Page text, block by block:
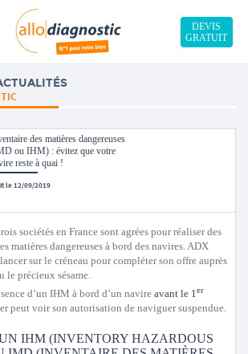
DEVIS
GRATUIT
des matières dangereuses
ou IHM) : évitez que votre
reste à quai !
le 12/09/2019
sociétés en France sont agrées pour réaliser des
matières dangereuses à bord des navires. ADX
sur le créneau pour compléter son offre auprès
le précieux sésame.
d’un IHM à bord d’un navire avant le 1er
peut voir son autorisation de naviguer suspendue.
IHM (INVENTORY HAZARDOUS